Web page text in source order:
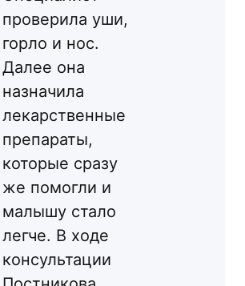
проверила уши,
горло и нос.
Далее она
назначила
лекарственные
препараты,
которые сразу
же помогли и
малышу стало
легче. В ходе
консультации